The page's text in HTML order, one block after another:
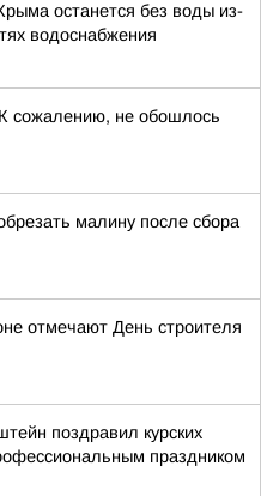
останется без воды из-
водоснабжения
сожалению, не обошлось
малину после сбора
отмечают День строителя
поздравил курских
праздником